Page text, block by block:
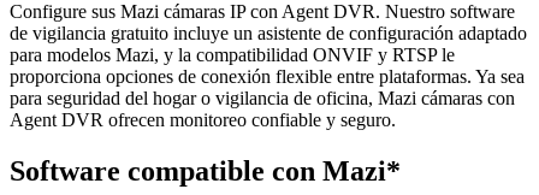
Configure sus Mazi cámaras IP con Agent DVR. Nuestro software
de vigilancia gratuito incluye un asistente de configuración adaptado
para modelos Mazi, y la compatibilidad ONVIF y RTSP le
proporciona opciones de conexión flexible entre plataformas. Ya sea
para seguridad del hogar o vigilancia de oficina, Mazi cámaras con
Agent DVR ofrecen monitoreo confiable y seguro.
Software compatible con Mazi*